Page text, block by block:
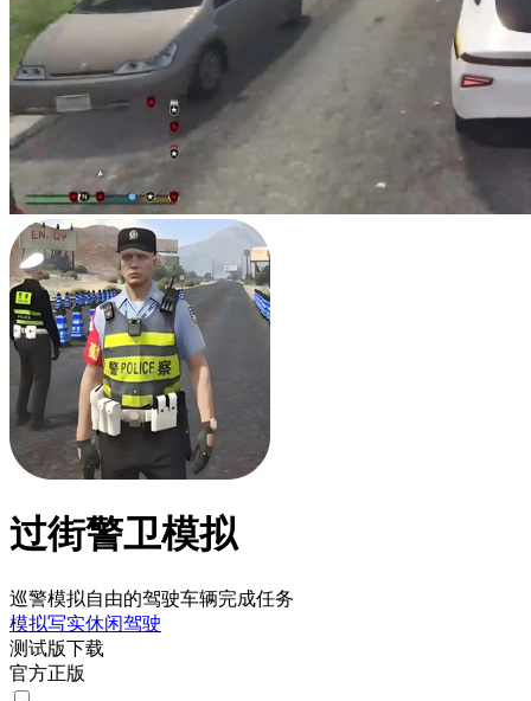
过街警卫模拟
巡警模拟自由的驾驶车辆完成任务
模拟写实休闲驾驶
测试版下载
官方正版